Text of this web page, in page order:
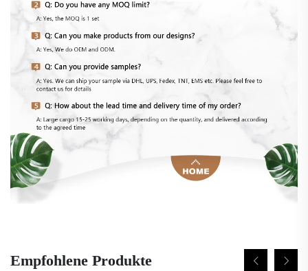
Empfohlene Produkte